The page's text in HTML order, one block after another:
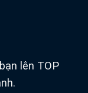
lên TOP